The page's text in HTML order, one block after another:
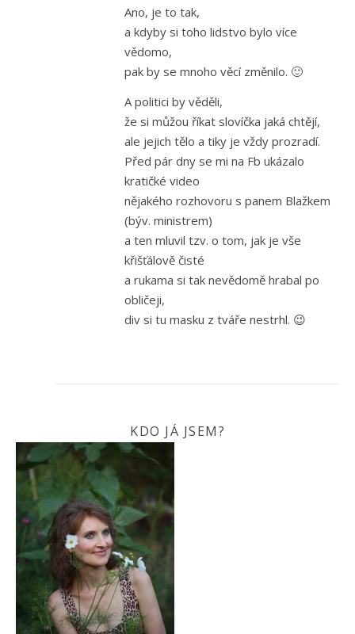
Ano, je to tak,
a kdyby si toho lidstvo bylo více
vědomo,
pak by se mnoho věcí změnilo. 🙂
A politici by věděli,
že si můžou říkat slovíčka jaká chtějí,
ale jejich tělo a tiky je vždy prozradí.
Před pár dny se mi na Fb ukázalo
kratičké video
nějakého rozhovoru s panem Blažkem
(býv. ministrem)
a ten mluvil tzv. o tom, jak je vše
křišťálově čisté
a rukama si tak nevědomě hrabal po
obličeji,
div si tu masku z tváře nestrhl. 😉
KDO JÁ JSEM?